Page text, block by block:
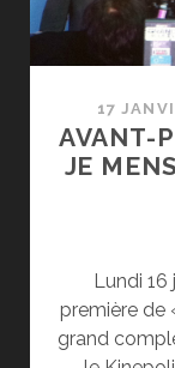
17
AVANT-
JE
Lundi 16
première de
grand